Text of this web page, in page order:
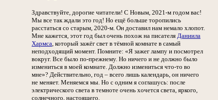
Здравствуйте, дорогие читатели! С Новым, 2021-м годом вас!
Мы все так ждали это год! Но ещё больше торопились
расстаться со старым, 2020-м. Он доставил нам немало хлопот.
Мне кажется, этот год был очень похож на писателя Даниила
Хармса, который зажёг свет в тёмной комнате в самый
неподходящий момент. Помните: «Я зажег лампу и посмотрел
вокруг. Все было по-прежнему. Но ничего и не должно было
измениться в моей комнате. Должно измениться что-то во
мне»? Действительно, год – всего лишь календарь, он ничего
не меняет. Меняемся мы. Но с одним я соглашусь: после
электрического света в темноте очень хочется света, яркого,
солнечного, настоящего.